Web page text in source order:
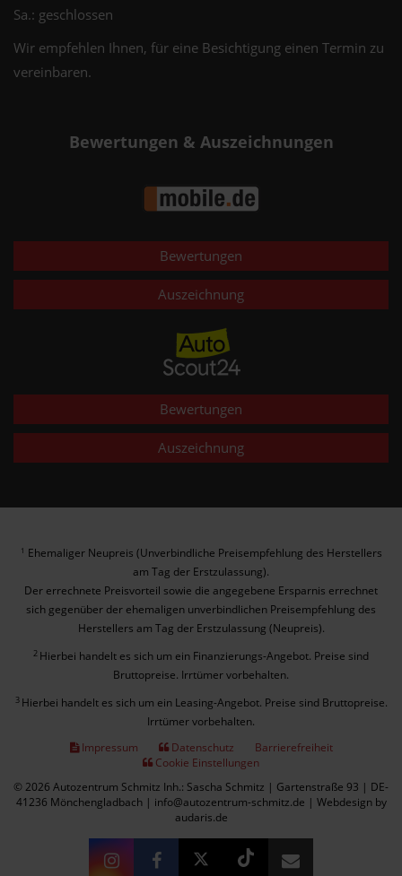
Sa.: geschlossen
Wir empfehlen Ihnen, für eine Besichtigung einen Termin zu
vereinbaren.
Bewertungen & Auszeichnungen
Bewertungen
Auszeichnung
Bewertungen
Auszeichnung
1 Ehemaliger Neupreis (Unverbindliche Preisempfehlung des Herstellers
am Tag der Erstzulassung).
Der errechnete Preisvorteil sowie die angegebene Ersparnis errechnet
sich gegenüber der ehemaligen unverbindlichen Preisempfehlung des
Herstellers am Tag der Erstzulassung (Neupreis).
2 Hierbei handelt es sich um ein Finanzierungs-Angebot. Preise sind
Bruttopreise. Irrtümer vorbehalten.
3 Hierbei handelt es sich um ein Leasing-Angebot. Preise sind Bruttopreise.
Irrtümer vorbehalten.
Impressum
Datenschutz
Barrierefreiheit
Cookie Einstellungen
© 2026 Autozentrum Schmitz Inh.: Sascha Schmitz | Gartenstraße 93 | DE-
41236 Mönchengladbach | info@autozentrum-schmitz.de | Webdesign by
audaris.de